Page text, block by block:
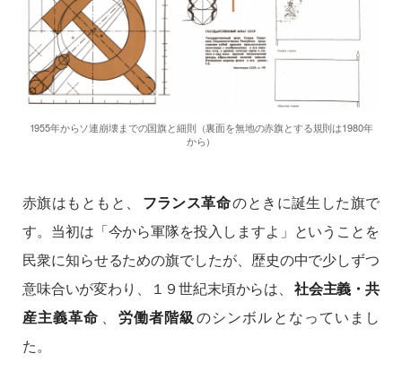
1955年からソ連崩壊までの国旗と細則（裏面を無地の赤旗とする規則は1980年
から）
赤旗はもともと、 フランス革命のときに誕生した旗で
す。当初は「今から軍隊を投入しますよ」ということを
民衆に知らせるための旗でしたが、歴史の中で少しずつ
意味合いが変わり、１９世紀末頃からは、 社会主義・共
産主義革命 、 労働者階級のシンボルとなっていまし
た。